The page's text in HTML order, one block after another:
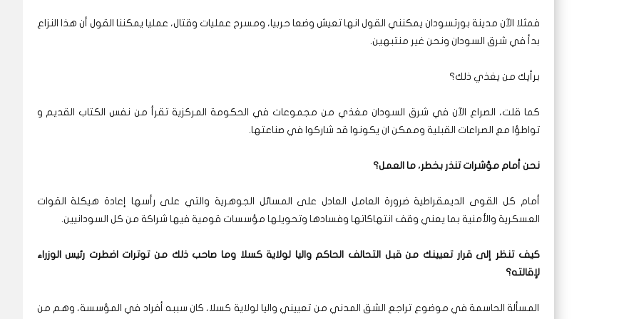
فمثلا الآن مدينة بورتسودان يمكنني القول انها تعيش وضعا حربيا، ومسرح عمليات وقتال، عمليا يمكننا القول أن هذا النزاع
بدأ في شرق السودان ونحن غير منتبهين.
برأيك من يغذي ذلك؟
كما قلت، الصراع الآن في شرق السودان مغذي من مجموعات في الحكومة المركزية تقرأ من نفس الكتاب القديم و
تواطؤا مع الصراعات القبلية وممكن ان يكونوا قد شاركوا في صناعتها.
نحن أمام مؤشرات تنذر بخطر، ما العمل؟
أمام كل القوى الديمقراطية ضرورة العامل العادل على المسائل الجوهرية والتي على رأسها إعادة هيكلة القوات
العسكرية والأمنية بما يعني وقف انتهاكاتها وفسادها وتحويلها مؤسسات قومية فيها شراكة من كل السودانيين.
كيف تنظر إلى قرار تعيينك من قبل التحالف الحاكم واليا لولاية كسلا وما صاحب ذلك من توترات اضطرت رئيس الوزراء
لإقالته؟
المسألة الحاسمة في موضوع تراجع الشق المدني من تعييني واليا لولاية كسلا، كان سببه أفراد في المؤسسة، وهم من